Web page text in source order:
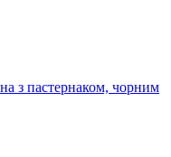
з пастернаком, чорним